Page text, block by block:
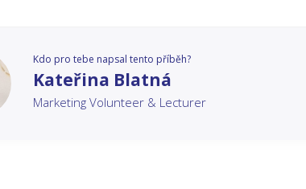
Kdo pro tebe napsal tento příběh?
Kateřina Blatná
Marketing Volunteer & Lecturer